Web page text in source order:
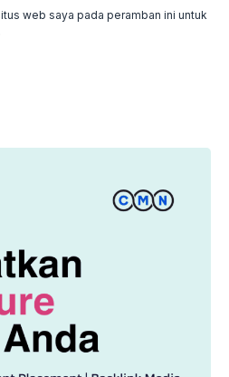
web saya pada peramban ini untuk